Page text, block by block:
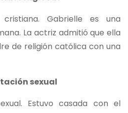
Gabrielle es una
La actriz admitió que ella
de religión católica con una
sexual
Estuvo casada con el